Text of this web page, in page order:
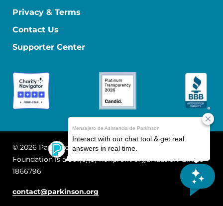
Privacy & Terms
Contact Us
Supporter Center
© 2026 Parkinson's Foundation
The Parkinson's
Foundation is a 501(c)(3) nonprofit organization. EIN: 13-
1866796
contact@parkinson.org